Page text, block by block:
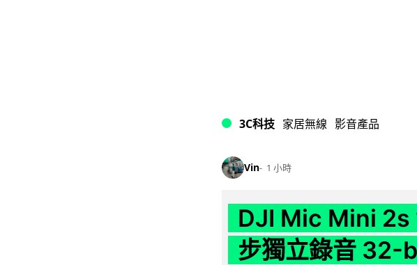
3C科技 家居無線 影音產品
Vin 1 小時
DJI Mic Mini 2s
步獨立錄音 32-